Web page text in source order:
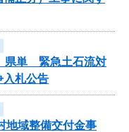
県単 緊急土石流対
入札公告
地域整備交付金事